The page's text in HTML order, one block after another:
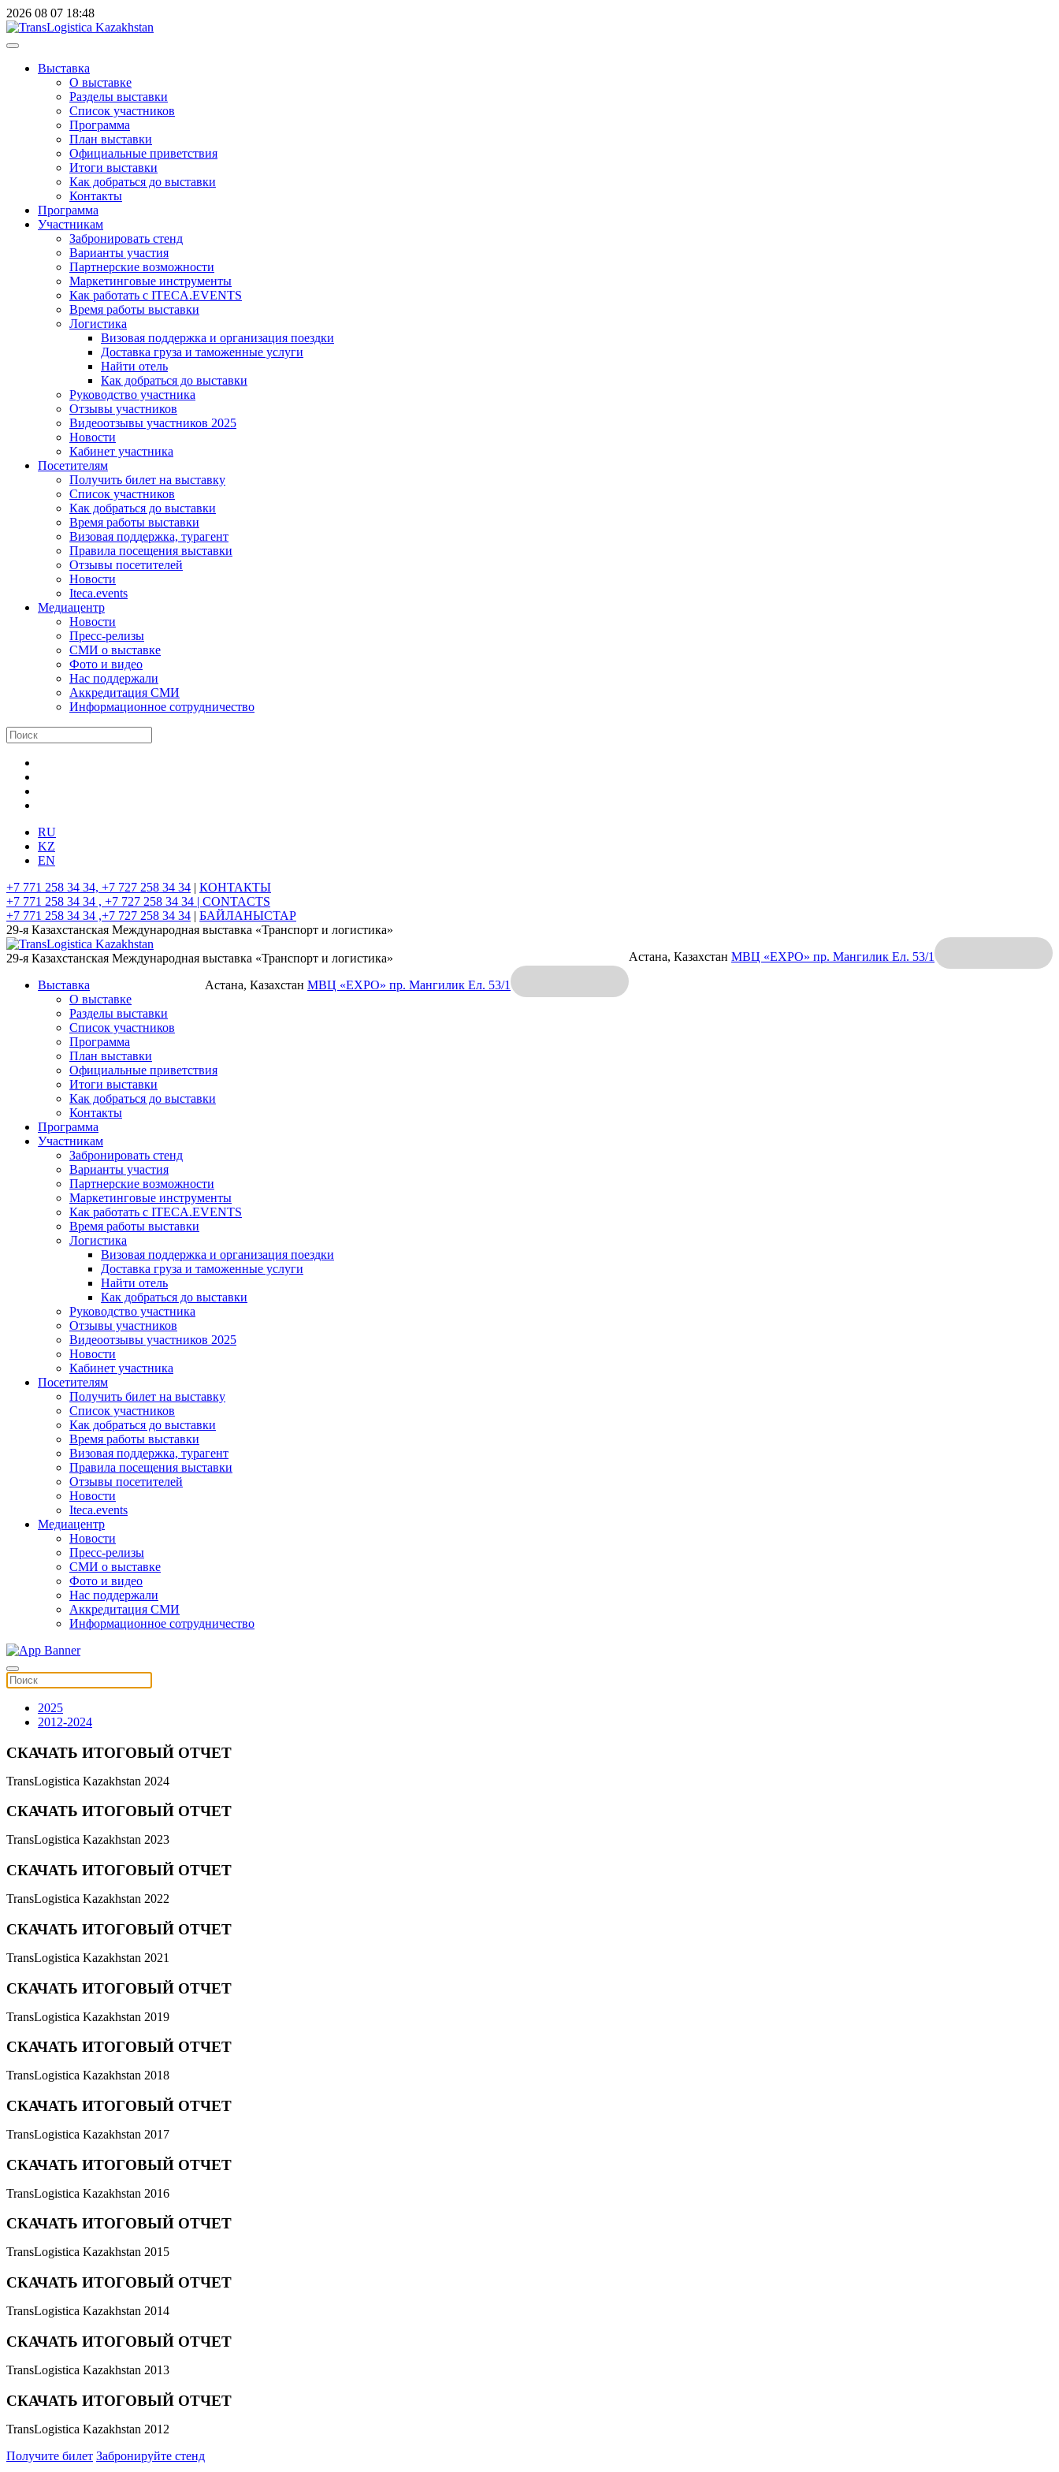
2026 08 07 18:48
Выставка
О выставке
Разделы выставки
Список участников
Программа
План выставки
Официальные приветствия
Итоги выставки
Как добраться до выставки
Контакты
Программа
Участникам
Забронировать стенд
Варианты участия
Партнерские возможности
Маркетинговые инструменты
Как работать с ITECA.EVENTS
Время работы выставки
Логистика
Визовая поддержка и организация поездки
Доставка груза и таможенные услуги
Найти отель
Как добраться до выставки
Руководство участника
Отзывы участников
Видеоотзывы участников 2025
Новости
Кабинет участника
Посетителям
Получить билет на выставку
Список участников
Как добраться до выставки
Время работы выставки
Визовая поддержка, турагент
Правила посещения выставки
Отзывы посетителей
Новости
Iteca.events
Медиацентр
Новости
Пресс-релизы
СМИ о выставке
Фото и видео
Нас поддержали
Аккредитация СМИ
Информационное сотрудничество
RU
KZ
EN
+7 771 258 34 34, +7 727 258 34 34 | КОНТАКТЫ
+7 771 258 34 34 , +7 727 258 34 34 | CONTACTS
+7 771 258 34 34 ,+7 727 258 34 34 | БАЙЛАНЫСТАР
29-я Казахстанская Международная выставка «Транспорт и логистика»
Астана, Казахстан МВЦ «EXPO» пр. Мангилик Ел. 53/1
29-я Казахстанская Международная выставка «Транспорт и логистика»
Астана, Казахстан МВЦ «EXPO» пр. Мангилик Ел. 53/1
Выставка
О выставке
Разделы выставки
Список участников
Программа
План выставки
Официальные приветствия
Итоги выставки
Как добраться до выставки
Контакты
Программа
Участникам
Забронировать стенд
Варианты участия
Партнерские возможности
Маркетинговые инструменты
Как работать с ITECA.EVENTS
Время работы выставки
Логистика
Визовая поддержка и организация поездки
Доставка груза и таможенные услуги
Найти отель
Как добраться до выставки
Руководство участника
Отзывы участников
Видеоотзывы участников 2025
Новости
Кабинет участника
Посетителям
Получить билет на выставку
Список участников
Как добраться до выставки
Время работы выставки
Визовая поддержка, турагент
Правила посещения выставки
Отзывы посетителей
Новости
Iteca.events
Медиацентр
Новости
Пресс-релизы
СМИ о выставке
Фото и видео
Нас поддержали
Аккредитация СМИ
Информационное сотрудничество
2025
2012-2024
СКАЧАТЬ ИТОГОВЫЙ ОТЧЕТ
TransLogistica Kazakhstan 2024
СКАЧАТЬ ИТОГОВЫЙ ОТЧЕТ
TransLogistica Kazakhstan 2023
СКАЧАТЬ ИТОГОВЫЙ ОТЧЕТ
TransLogistica Kazakhstan 2022
СКАЧАТЬ ИТОГОВЫЙ ОТЧЕТ
TransLogistica Kazakhstan 2021
СКАЧАТЬ ИТОГОВЫЙ ОТЧЕТ
TransLogistica Kazakhstan 2019
СКАЧАТЬ ИТОГОВЫЙ ОТЧЕТ
TransLogistica Kazakhstan 2018
СКАЧАТЬ ИТОГОВЫЙ ОТЧЕТ
TransLogistica Kazakhstan 2017
СКАЧАТЬ ИТОГОВЫЙ ОТЧЕТ
TransLogistica Kazakhstan 2016
СКАЧАТЬ ИТОГОВЫЙ ОТЧЕТ
TransLogistica Kazakhstan 2015
СКАЧАТЬ ИТОГОВЫЙ ОТЧЕТ
TransLogistica Kazakhstan 2014
СКАЧАТЬ ИТОГОВЫЙ ОТЧЕТ
TransLogistica Kazakhstan 2013
СКАЧАТЬ ИТОГОВЫЙ ОТЧЕТ
TransLogistica Kazakhstan 2012
Получите билет Забронируйте стенд